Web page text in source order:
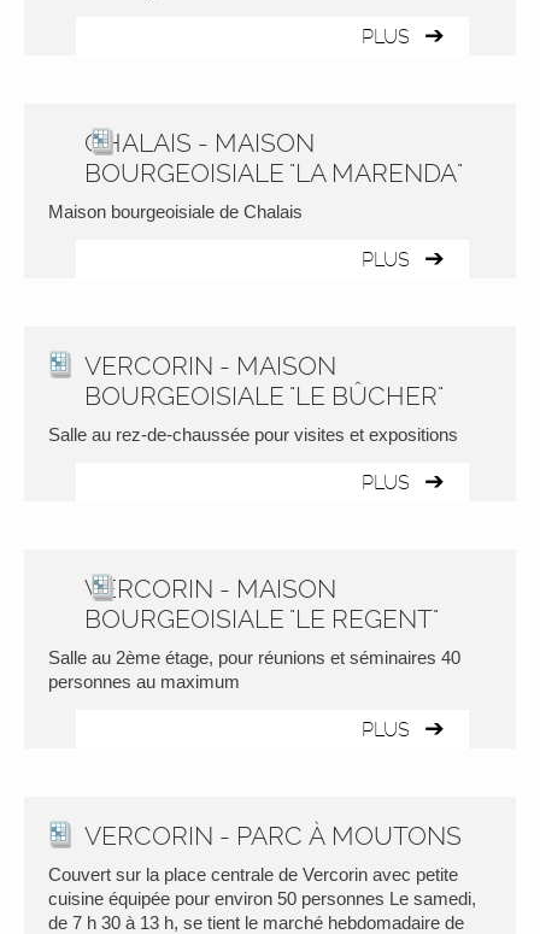
PLUS
CHALAIS - MAISON
BOURGEOISIALE "LA MARENDA"
Maison bourgeoisiale de Chalais
PLUS
VERCORIN - MAISON
BOURGEOISIALE "LE BÛCHER"
Salle au rez-de-chaussée pour visites et expositions
PLUS
VERCORIN - MAISON
BOURGEOISIALE "LE REGENT"
Salle au 2ème étage, pour réunions et séminaires 40
personnes au maximum
PLUS
VERCORIN - PARC À MOUTONS
Couvert sur la place centrale de Vercorin avec petite
cuisine équipée pour environ 50 personnes Le samedi,
de 7 h 30 à 13 h, se tient le marché hebdomadaire de